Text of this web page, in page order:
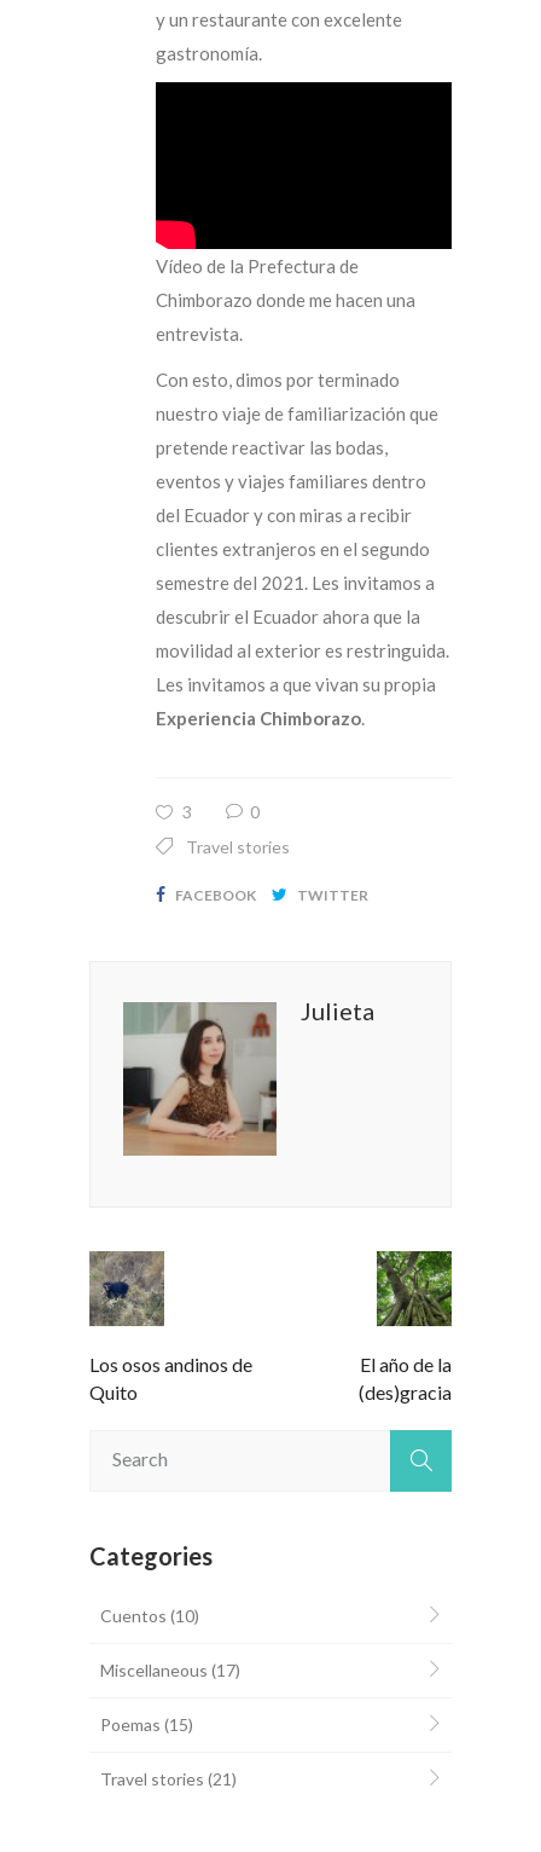
y un restaurante con excelente
gastronomía.
Vídeo de la Prefectura de
Chimborazo donde me hacen una
entrevista.
Con esto, dimos por terminado
nuestro viaje de familiarización que
pretende reactivar las bodas,
eventos y viajes familiares dentro
del Ecuador y con miras a recibir
clientes extranjeros en el segundo
semestre del 2021. Les invitamos a
descubrir el Ecuador ahora que la
movilidad al exterior es restringuida.
Les invitamos a que vivan su propia
Experiencia Chimborazo.
3
0
Travel stories
FACEBOOK TWITTER
Julieta
Los osos andinos de
Quito
El año de la
(des)gracia
Categories
Cuentos (10)
Miscellaneous (17)
Poemas (15)
Travel stories (21)